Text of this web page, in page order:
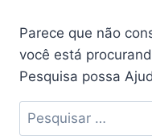
Parece que não
você está
Pesquisa possa
Pesquisar
por: